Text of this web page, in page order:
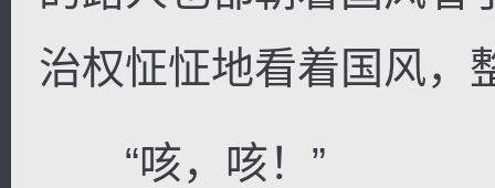
治权怔怔地看着国风，
“咳，咳！”